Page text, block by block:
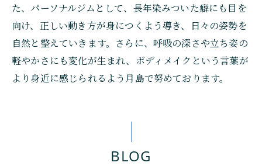
た、パーソナルジムとして、長年染みついた癖にも目を
向け、正しい動き方が身につくよう導き、日々の姿勢を
自然と整えていきます。さらに、呼吸の深さや立ち姿の
軽やかさにも変化が生まれ、ボディメイクという言葉が
より身近に感じられるよう月島で努めております。
BLOG